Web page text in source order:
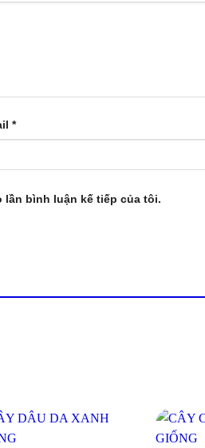
*
lần bình luận kế tiếp của tôi.